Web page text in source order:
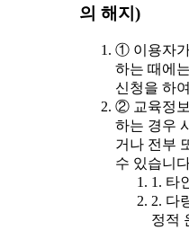
의 해지)
① 이용자
하는 때에
신청을 하
② 교육정
하는 경우
거나 전부
수 있습니
1. 타
2. 다
정적